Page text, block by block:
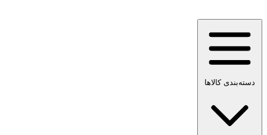
دسته‌بندی کالاها